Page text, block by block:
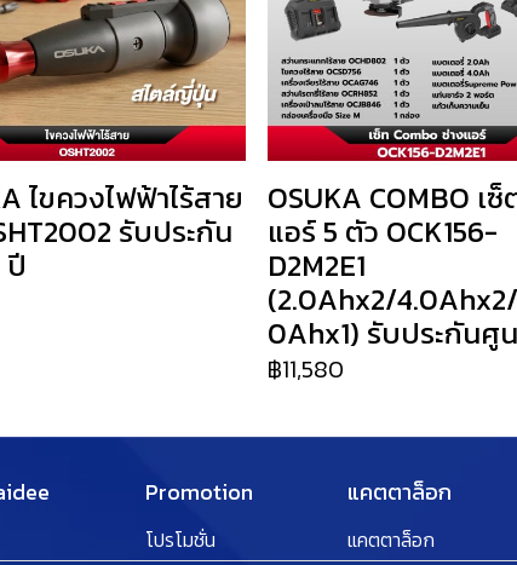
ไขควงไฟฟ้าไร้สาย
รับประกัน
ปี
OSUKA COMBO เ
แอร์ 5 ตัว OCK156-
D2M2E1
(2.0Ahx2/
0Ahx1) รับประกันศู
฿11,580
Promotion
โปรโมชั่น
แคตตาล็อก
แคตตาล็อก